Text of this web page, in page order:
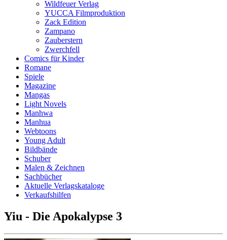
Wildfeuer Verlag
YUCCA Filmproduktion
Zack Edition
Zampano
Zauberstern
Zwerchfell
Comics für Kinder
Romane
Spiele
Magazine
Mangas
Light Novels
Manhwa
Manhua
Webtoons
Young Adult
Bildbände
Schuber
Malen & Zeichnen
Sachbücher
Aktuelle Verlagskataloge
Verkaufshilfen
Yiu - Die Apokalypse 3